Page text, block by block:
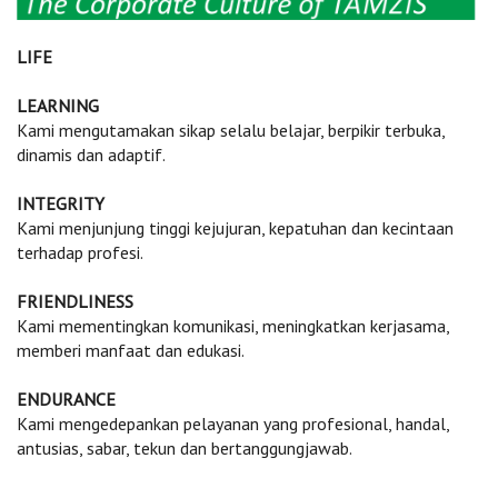
LIFE
LEARNING
Kami mengutamakan sikap selalu belajar, berpikir terbuka,
dinamis dan adaptif.
INTEGRITY
Kami menjunjung tinggi kejujuran, kepatuhan dan kecintaan
terhadap profesi.
FRIENDLINESS
Kami mementingkan komunikasi, meningkatkan kerjasama,
memberi manfaat dan edukasi.
ENDURANCE
Kami mengedepankan pelayanan yang profesional, handal,
antusias, sabar, tekun dan bertanggungjawab.